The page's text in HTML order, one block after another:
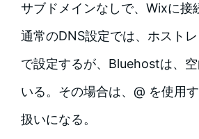
サブドメインなしで、Wixに接
通常のDNS設定では、ホスト
で設定するが、Bluehostは、
いる。その場合は、@ を使用
扱いになる。